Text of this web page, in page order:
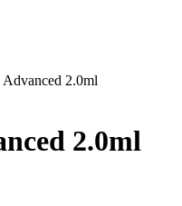
2.0ml
2.0ml